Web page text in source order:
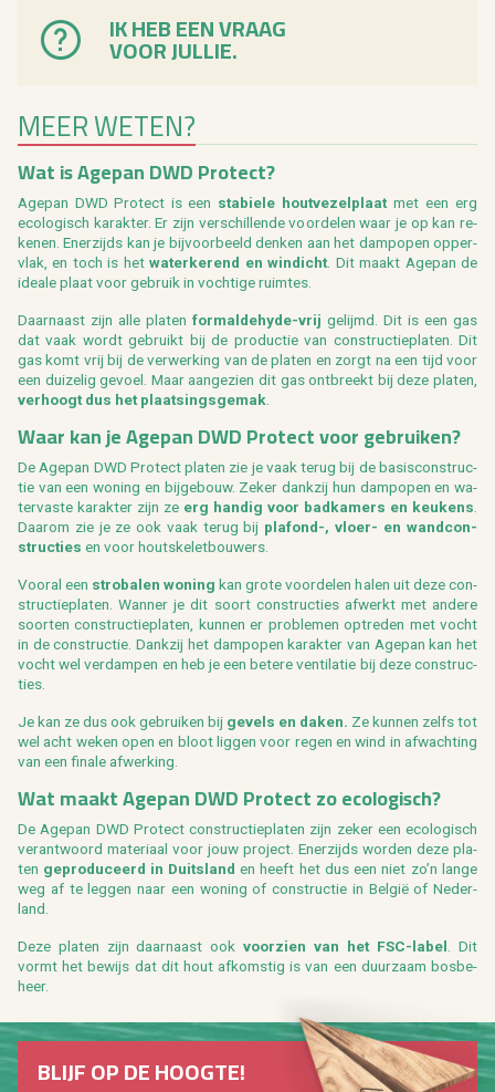
IK HEB EEN VRAAG
VOOR JULLIE.
MEER WETEN?
Wat is Age­pan DWD Pro­tect?
Age­pan DWD Pro­tect is een sta­bie­le hout­ve­zel­plaatmet een erg
eco­lo­gisch ka­rak­ter. Er zijn ver­schil­len­de voor­de­len waar je op kan re­
ke­nen. Ener­zijds kan je bij­voor­beeld den­ken aan het damp­o­pen op­per­
vlak, en toch is het wa­ter­ke­rend en win­dicht. Dit maakt Age­pan de
ide­a­le plaat voor ge­bruik in voch­ti­ge ruim­tes.
Daar­naast zijn alle pla­ten for­mal­de­hy­de-vrij ge­lijmd. Dit is een gas
dat vaak wordt ge­bruikt bij de pro­duc­tie van con­struc­tie­pla­ten. Dit
gas komt vrij bij de ver­wer­king van de pla­ten en zorgt na een tijd voor
een dui­ze­lig ge­voel. Maar aan­ge­zien dit gas ont­breekt bij deze pla­ten,
ver­hoogt dus het plaat­sings­ge­mak.
Waar kan je Age­pan DWD Pro­tect voor ge­brui­ken?
De Age­pan DWD Pro­tect pla­ten zie je vaak terug bij de ba­sis­con­struc­
tie van een wo­ning en bij­ge­bouw. Zeker dank­zij hun damp­o­pen en wa­
ter­vas­te ka­rak­ter zijn ze erg han­dig voor bad­ka­mers en keu­kens.
Daar­om zie je ze ook vaak terug bij pla­fond-, vloer- en wand­con­
struc­ties en voor houtske­let­bou­wers.
Voor­al een stro­ba­len wo­ning kan grote voor­de­len halen uit deze con­
struc­tie­pla­ten. Wan­ner je dit soort con­struc­ties af­werkt met an­de­re
soor­ten con­struc­tie­pla­ten, kun­nen er pro­ble­men op­tre­den met vocht
in de con­struc­tie. Dank­zij het damp­o­pen ka­rak­ter van Age­pan kan het
vocht wel ver­dam­pen en heb je een be­te­re ven­ti­la­tie bij deze con­struc­
ties.
Je kan ze dus ook ge­brui­ken bij ge­vels en daken. Ze kun­nen zelfs tot
wel acht weken open en bloot lig­gen voor regen en wind in af­wach­ting
van een fi­na­le af­wer­king.
Wat maakt Age­pan DWD Pro­tect zo eco­lo­gisch?
De Age­pan DWD Pro­tect con­struc­tie­pla­ten zijn zeker een eco­lo­gisch
ver­ant­woord ma­te­ri­aal voor jouw pro­ject. Ener­zijds wor­den deze pla­
ten ge­pro­du­ceerd in Duits­land en heeft het dus een niet zo’n lange
weg af te leg­gen naar een wo­ning of con­struc­tie in België of Ne­der­
land.
Deze pla­ten zijn daar­naast ook voor­zien van het FSC-label. Dit
vormt het be­wijs dat dit hout af­kom­stig is van een duur­zaam bos­be­
heer.
BLIJF OP DE HOOG­TE!